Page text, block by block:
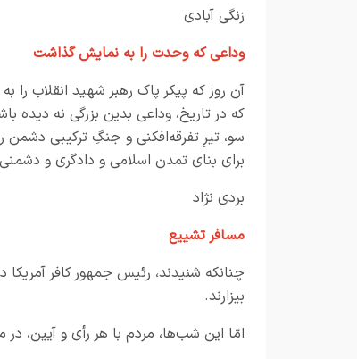
زنگی آبادی
وداعی که وحدت را به نمایش گذاشت
آن روز که پیکر پاک رهبر شهید انقلاب را
که در تاریخ، وداعی بدین بزرگی نه دیده
سو، تیرِ تفرقه‌افکنی و جنگِ ترکیبی دشمن
برای بنای تمدن اسلامی و دادگری و
بردی نژاد
مسافر تشییع
چنانكه شنيدند، رئيس جمهور كافر
بيزارند.
امّا اين شب‌ها، مردم با هر رأي و آيين،